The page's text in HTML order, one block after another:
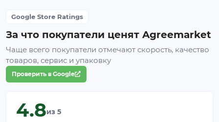
задерживать избыточную радиацию в солнечную.
Идеальный инструмент для этого – система
зашторивания. Затеняющий экран закрывается
при высокой освещённости и открывается при
низкой. В качестве затеняющего материала
используется сетка или специальная ткань.
Google Store Ratings
За что покупатели ценят Agreemarket
Чаще всего покупатели отмечают скорость, качество
товаров, сервис и упаковку
Проверить в Google
4.8из 5